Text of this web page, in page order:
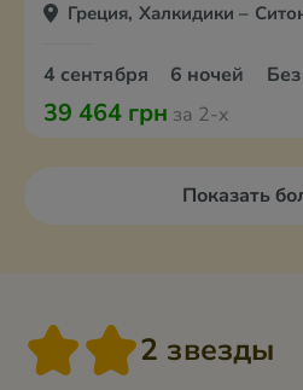
Греция, Халкидики –
4 сентября 6 ночей
39 464 грн за 2-х
Показать
2 звезды